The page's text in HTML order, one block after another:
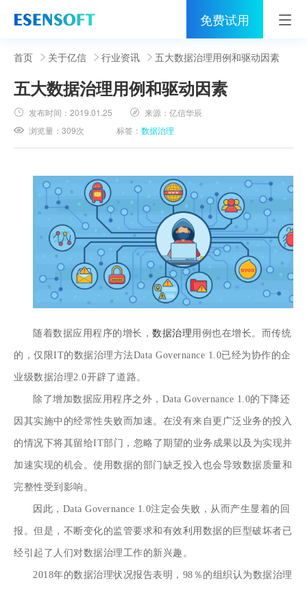
免费试用
首页
睿治
解决方案
伙伴
关于亿信
400-0011-866
首页 关于亿信 行业资讯 五大数据治​​理用例和驱动因素
五大数据治​​理用例和驱动因素
发布时间：2019.01.25 来源：亿信华辰
浏览量：309次 标签：数据治理
随着数据应用程序的增长，数据治理用例也在增长。而传统
的，仅限IT的数据治理方法Data Governance 1.0已经为协作的企
业级数据治理2.0开辟了道路。
除了增加数据应用程序之外，Data Governance 1.0的下降还
因其实施中的经常性失败而加速。在没有来自更广泛业务的投入
的情况下将其留给IT部门，忽略了期望的业务成果以及为实现并
加速实现的机会。使用数据的部门缺乏投入也会导致数据质量和
完整性受到影响。
因此，Data Governance 1.0注定会失败，从而产生显着的回
报。但是，不断变化的监管要求和有效利用数据的巨型破坏者已
经引起了人们对数据治理工作的新兴趣。
2018年的数据治理状况报告表明， 98％的组织认为数据治理